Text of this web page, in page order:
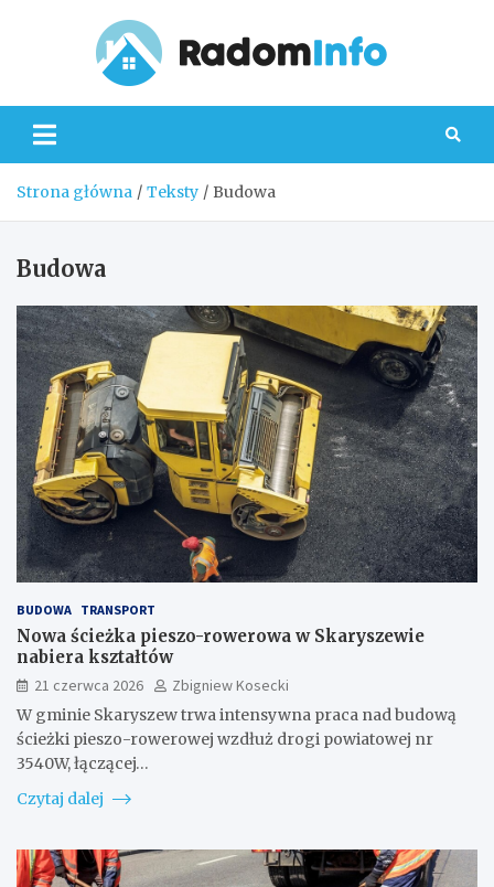
Strona główna Teksty Budowa
Budowa
BUDOWA TRANSPORT
Nowa ścieżka pieszo-rowerowa w Skaryszewie
nabiera kształtów
21 czerwca 2026
Zbigniew Kosecki
W gminie Skaryszew trwa intensywna praca nad budową
ścieżki pieszo-rowerowej wzdłuż drogi powiatowej nr
3540W, łączącej…
Czytaj dalej